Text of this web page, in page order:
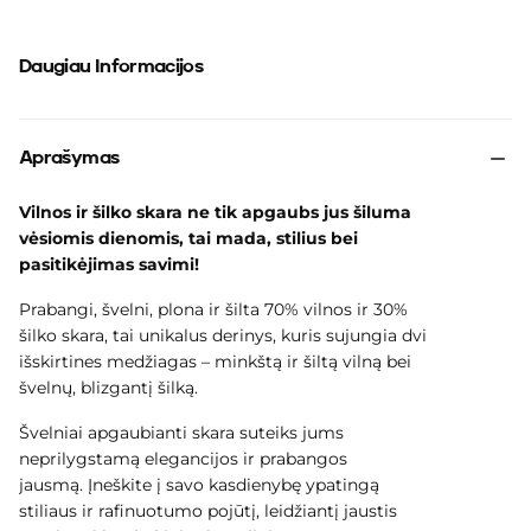
Daugiau Informacijos
Aprašymas
Vilnos ir šilko skara ne tik apgaubs jus šiluma
vėsiomis dienomis, tai mada, stilius bei
pasitikėjimas savimi!
Prabangi, švelni, plona ir šilta 70% vilnos ir 30%
šilko skara, tai unikalus derinys, kuris sujungia dvi
išskirtines medžiagas – minkštą ir šiltą vilną bei
švelnų, blizgantį šilką.
Švelniai apgaubianti skara suteiks jums
neprilygstamą elegancijos ir prabangos
jausmą. Įneškite į savo kasdienybę ypatingą
stiliaus ir rafinuotumo pojūtį, leidžiantį jaustis